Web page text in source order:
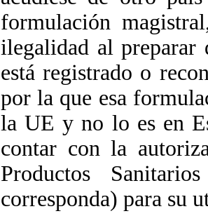
formulación
ilegalidad al preparar
está registrado o
por la que esa
la UE y no lo es en
contar con la
Productos
corresponda) para su